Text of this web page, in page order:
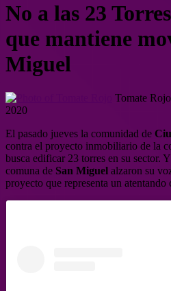
No a las 23
que mantiene
Miguel
Tomate Rojo
2020
El pasado jueves la comunidad de
contra el proyecto inmobiliario de la
busca edificar 23 torres en su sector.
comuna de San Miguel alzaron su
proyecto que representa un